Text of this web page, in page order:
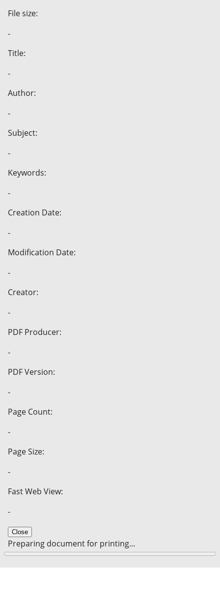
File size:
-
Title:
-
Author:
-
Subject:
-
Keywords:
-
Creation Date:
-
Modification Date:
-
Creator:
-
PDF Producer:
-
PDF Version:
-
Page Count:
-
Page Size:
-
Fast Web View:
-
Close
Preparing document for printing…